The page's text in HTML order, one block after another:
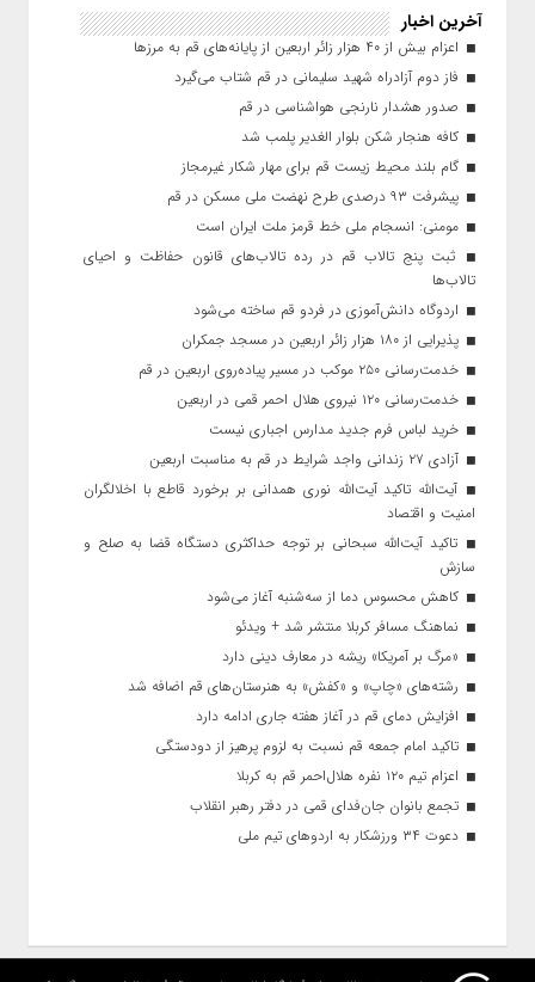
آخرین اخبار
اعزام بیش از ۴۰ هزار زائر اربعین از پایانه‌های قم به مرزها
فاز دوم آزادراه شهید سلیمانی در قم شتاب می‌گیرد
صدور هشدار نارنجی هواشناسی در قم
کافه هنجار شکن بلوار الغدیر پلمب شد
گام بلند محیط زیست قم برای مهار شکار غیرمجاز
پیشرفت ۹۳ درصدی طرح نهضت ملی مسکن در قم
مومنی: انسجام ملی خط قرمز ملت ایران است
ثبت پنج تالاب قم در رده تالاب‌های قانون حفاظت و احیای
تالاب‌ها
اردوگاه دانش‌آموزی در فردو قم ساخته می‌شود
پذیرایی از ۱۸۰ هزار زائر اربعین در مسجد جمکران
خدمت‌رسانی ۲۵۰ موکب در مسیر پیاده‌روی اربعین در قم
خدمت‌رسانی ۱۲۰ نیروی هلال احمر قمی در اربعین
خرید لباس فرم جدید مدارس اجباری نیست
آزادی ۲۷ زندانی واجد شرایط در قم به مناسبت اربعین
آیت‌الله تاکید آیت‌الله نوری همدانی بر برخورد قاطع با اخلالگران
امنیت و اقتصاد
تاکید آیت‌الله‌ سبحانی بر توجه حداکثری دستگاه قضا به صلح و
سازش
کاهش محسوس دما از سه‌شنبه آغاز می‌شود
نماهنگ مسافر کربلا منتشر شد + ویدئو
«مرگ بر آمریکا» ریشه در معارف دینی دارد
رشته‌های «چاپ» و «کفش» به هنرستان‌های قم اضافه شد
افزایش دمای قم در آغاز هفته جاری ادامه دارد
تاکید امام جمعه قم نسبت به لزوم پرهیز از دودستگی
اعزام تیم ۱۲۰ نفره هلال‌احمر قم به کربلا
تجمع بانوان جان‌فدای قمی در دفتر رهبر انقلاب
دعوت ۳۴ ورزشکار به اردوهای تیم ملی